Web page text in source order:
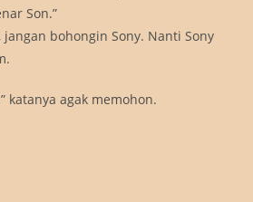
Son.”
bohongin Sony. Nanti Sony
katanya agak memohon.